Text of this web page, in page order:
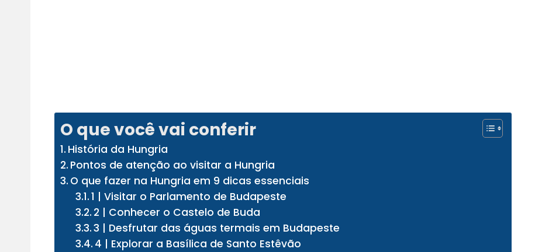
O que você vai conferir
História da Hungria
Pontos de atenção ao visitar a Hungria
O que fazer na Hungria em 9 dicas essenciais
1 | Visitar o Parlamento de Budapeste
2 | Conhecer o Castelo de Buda
3 | Desfrutar das águas termais em Budapeste
4 | Explorar a Basílica de Santo Estêvão